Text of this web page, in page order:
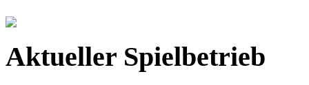
Aktueller Spielbetrieb